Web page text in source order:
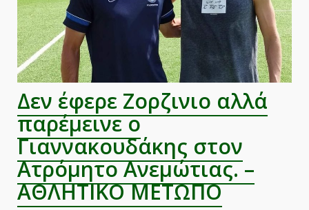
Δεν έφερε Ζορζινιο αλλά
παρέμεινε ο
Γιαννακουδάκης στον
Ατρόμητο Ανεμώτιας. –
ΑΘΛΗΤΙΚΟ ΜΕΤΩΠΟ